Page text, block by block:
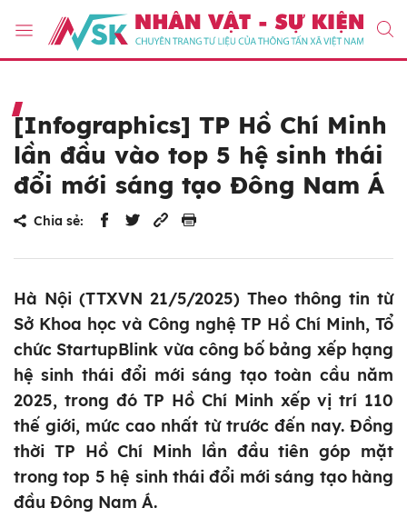
[Infographics] TP Hồ Chí Minh
lần đầu vào top 5 hệ sinh thái
đổi mới sáng tạo Đông Nam Á
Chia sẻ:
Hà Nội (TTXVN 21/5/2025) Theo thông tin từ
Sở Khoa học và Công nghệ TP Hồ Chí Minh, Tổ
chức StartupBlink vừa công bố bảng xếp hạng
hệ sinh thái đổi mới sáng tạo toàn cầu năm
2025, trong đó TP Hồ Chí Minh xếp vị trí 110
thế giới, mức cao nhất từ trước đến nay. Đồng
thời TP Hồ Chí Minh lần đầu tiên góp mặt
trong top 5 hệ sinh thái đổi mới sáng tạo hàng
đầu Đông Nam Á.